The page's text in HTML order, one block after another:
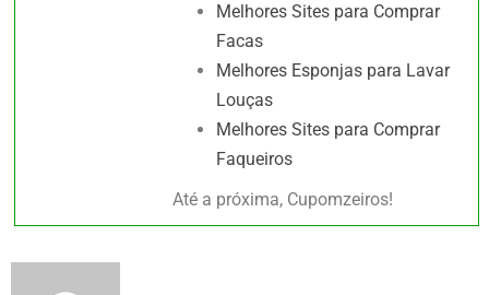
Melhores Sites para Comprar
Facas
Melhores Esponjas para Lavar
Louças
Melhores Sites para Comprar
Faqueiros
Até a próxima, Cupomzeiros!